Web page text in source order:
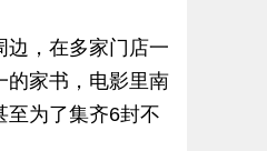
边，在多家门店一
的家书，电影里南
至为了集齐6封不